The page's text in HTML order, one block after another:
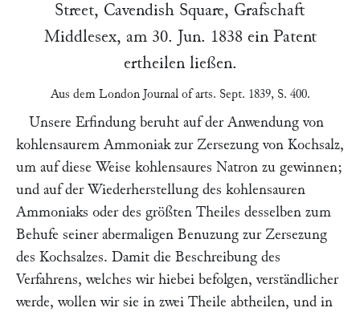
Street, Cavendish Square, Grafschaft
Middlesex, am 30. Jun. 1838ein Patent
ertheilen ließen.
Aus dem London Journal of arts. Sept. 1839, S. 400.
Unsere Erfindung beruht auf der Anwendung von
kohlensaurem Ammoniak zur Zersezung von Kochsalz,
um auf diese Weise kohlensaures Natron zu gewinnen;
und auf der Wiederherstellung des kohlensauren
Ammoniaks oder des größten Theiles desselben zum
Behufe seiner abermaligen Benuzung zur Zersezung
des Kochsalzes. Damit die Beschreibung des
Verfahrens, welches wir hiebei befolgen, verständlicher
werde, wollen wir sie in zwei Theile abtheilen, und in